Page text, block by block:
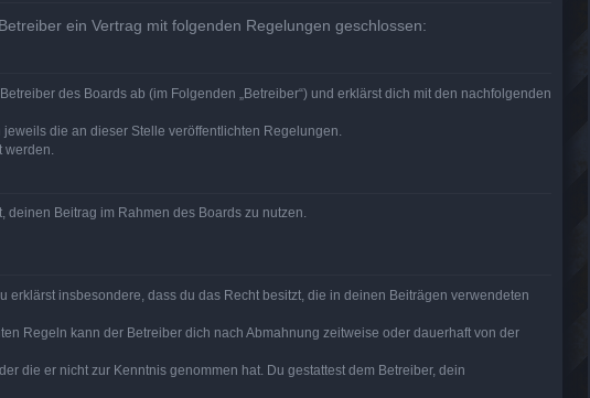
ein Vertrag mit folgenden Regelungen geschlossen:
des Boards ab (im Folgenden „Betreiber“) und erklärst dich mit den nachfolgenden
die an dieser Stelle veröffentlichten Regelungen.
Beitrag im Rahmen des Boards zu nutzen.
insbesondere, dass du das Recht besitzt, die in deinen Beiträgen verwendeten
Regeln kann der Betreiber dich nach Abmahnung zeitweise oder dauerhaft von der
die er nicht zur Kenntnis genommen hat. Du gestattest dem Betreiber, dein